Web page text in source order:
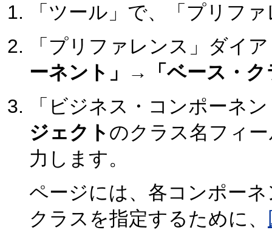
「ツール」で、「プリフ
「プリファレンス」ダイ
ーネント」→「ベース・ク
「ビジネス・コンポーネ
ジェクト のクラス名フィ
力します。
ページには、各コンポー
クラスを指定するために、